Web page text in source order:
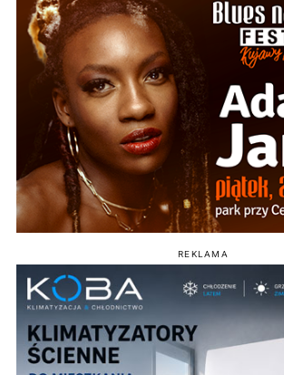
REKLAMA